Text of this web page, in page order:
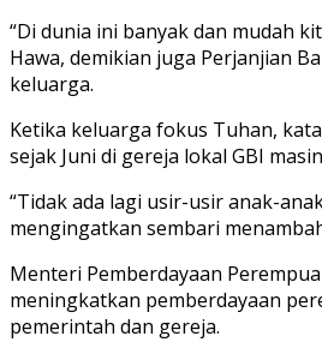
“Di dunia ini banyak dan mudah
Hawa, demikian juga Perjanjian
keluarga.
Ketika keluarga fokus Tuhan,
sejak Juni di gereja lokal GBI
“Tidak ada lagi usir-usir anak-
mengingatkan sembari
Menteri Pemberdayaan
meningkatkan pemberdayaan
pemerintah dan gereja.